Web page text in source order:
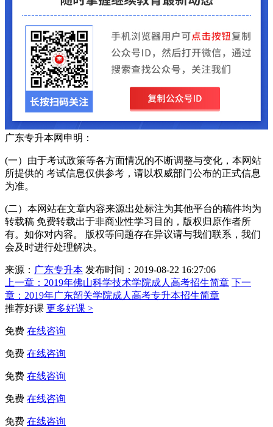
广东专升本网申明：
(一）由于考试政策等各方面情况的不断调整与变化，本网站
所提供的 考试信息仅供参考，请以权威部门公布的正式信息
为准。
(二）本网站在文章内容来源出处标注为其他平台的稿件均为
转载稿 免费转载出于非商业性学习目的，版权归原作者所
有。如你对内容。 版权等问题存在异议请与我们联系，我们
会及时进行处理解决。
来源： 广东专升本 发布时间：2019-08-22 16:27:06
上一章： 2019年佛山科学技术学院成人高考招生简章 下一
章： 2019年广东韶关学院成人高考专升本招生简章
推荐好课 更多好课 >
免费 在线咨询
免费 在线咨询
免费 在线咨询
免费 在线咨询
免费 在线咨询